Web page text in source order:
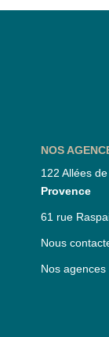
NOS
122 Allées
Provence
61 rue
Nous
Nos agences